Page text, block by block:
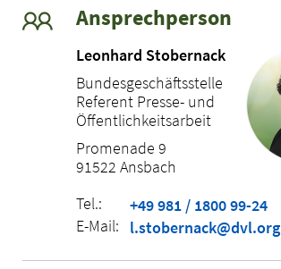
Ansprechperson
Leonhard Stobernack
Bundesgeschäftsstelle
Referent Presse- und
Öffentlichkeitsarbeit
Promenade 9
91522 Ansbach
Tel.:
+49 981 / 1800 99-24
E-Mail:
l.stobernack@dvl.org